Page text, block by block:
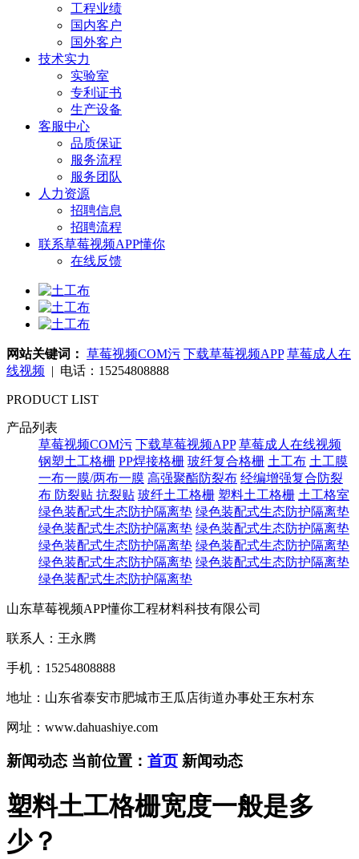
工程业绩
国内客户
国外客户
技术实力
实验室
专利证书
生产设备
客服中心
品质保证
服务流程
服务团队
人力资源
招聘信息
招聘流程
联系草莓视频APP懂你
在线反馈
网站关键词： 草莓视频COM污 下载草莓视频APP 草莓成人在
线视频 | 电话：15254808888
PRODUCT LIST
产品列表
草莓视频COM污 下载草莓视频APP 草莓成人在线视频
钢塑土工格栅 PP焊接格栅 玻纤复合格栅 土工布 土工膜
一布一膜/两布一膜 高强聚酯防裂布 经编增强复合防裂
布 防裂贴 抗裂贴 玻纤土工格栅 塑料土工格栅 土工格室
绿色装配式生态防护隔离垫 绿色装配式生态防护隔离垫
绿色装配式生态防护隔离垫 绿色装配式生态防护隔离垫
绿色装配式生态防护隔离垫 绿色装配式生态防护隔离垫
绿色装配式生态防护隔离垫 绿色装配式生态防护隔离垫
绿色装配式生态防护隔离垫
山东草莓视频APP懂你工程材料科技有限公司
联系人：王永腾
手机：15254808888
地址：山东省泰安市肥城市王瓜店街道办事处王东村东
网址：www.dahuashiye.com
新闻动态 当前位置： 首页 新闻动态
塑料土工格栅宽度一般是多
少？